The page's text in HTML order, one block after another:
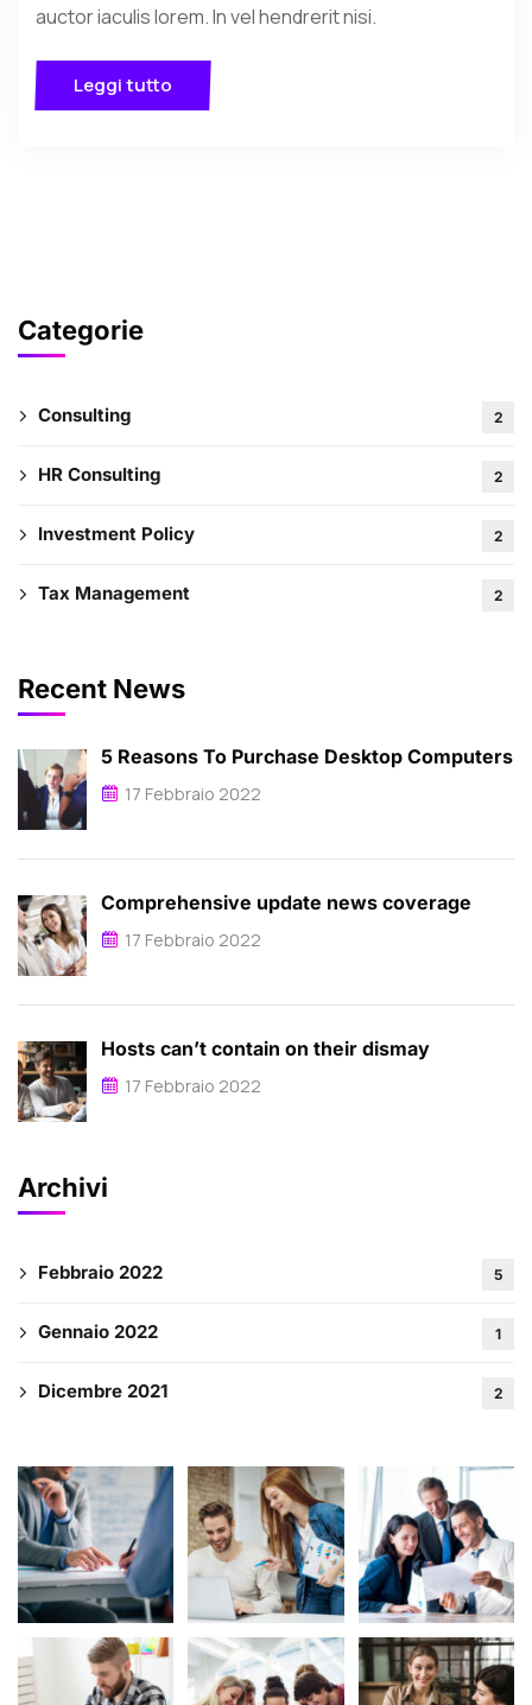
auctor iaculis lorem. In vel hendrerit nisi.
Leggi tutto
Categorie
Consulting 2
HR Consulting 2
Investment Policy 2
Tax Management 2
Recent News
5 Reasons To Purchase Desktop Computers
17 Febbraio 2022
Comprehensive update news coverage
17 Febbraio 2022
Hosts can’t contain on their dismay
17 Febbraio 2022
Archivi
Febbraio 2022 5
Gennaio 2022 1
Dicembre 2021 2